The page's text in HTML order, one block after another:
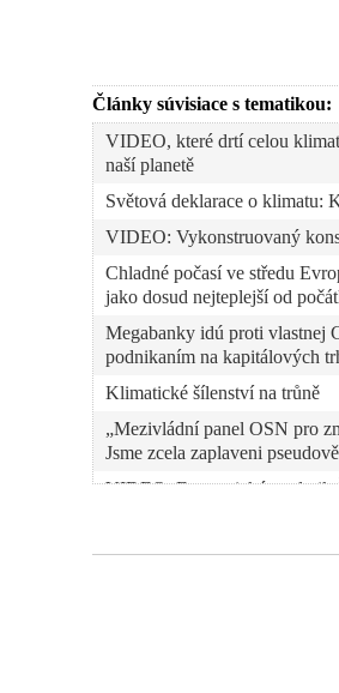
Články súvisiace s tematikou:
VIDEO, které drtí celou
naší planetě
Světová deklarace o klimatu:
VIDEO: Vykonstruovaný
Chladné počasí ve středu
jako dosud nejteplejší od
Megabanky idú proti vlastnej
podnikaním na kapitálových
Klimatické šílenství na trůně
„Mezivládní panel OSN pro
Jsme zcela zaplaveni
VIDEO: Energetický analytik
ktorá s pomocou sluhov
označil za podvod z dielne